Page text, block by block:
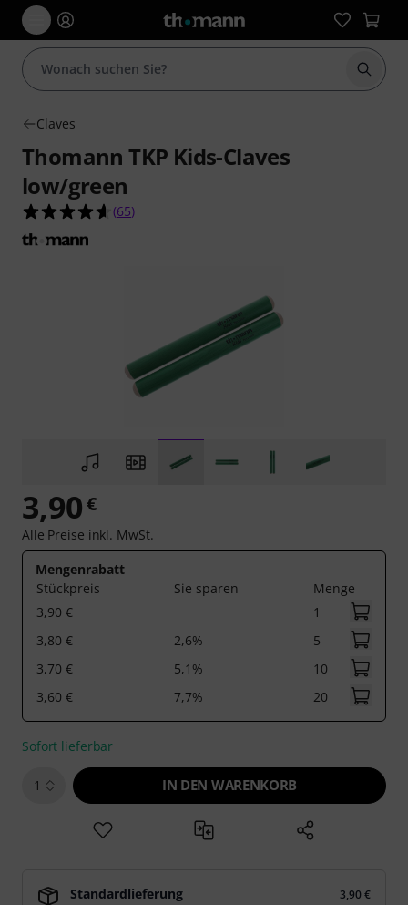
Suche
Claves
Thomann TKP Kids-Claves
low/green
4.6 von 5 Sternen aus 65 Kundenbewertungen
(65)
3,90€
Alle Preise inkl. MwSt.
Mengenrabatt
Stückpreis
Sie sparen
Menge
3,90 €
1
3,80 €
2,6%
5
3,70 €
5,1%
10
3,60 €
7,7% 20
Sofort lieferbar
1 IN DEN WARENKORB
Standardlieferung
3,90 €